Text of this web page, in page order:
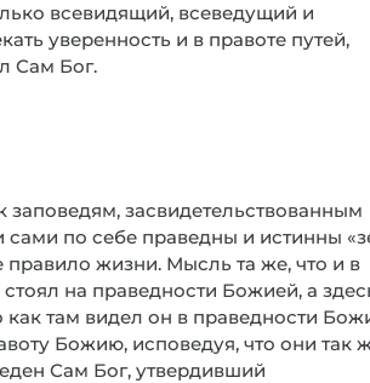
всевидящий, всеведущий и
уверенность и в правоте путей,
Сам Бог.
засвидетельствованным
сами по себе праведны и истинны
жизни. Мысль та же, что и в
на праведности Божией, а
как там видел он в праведности
Божию, исповедуя, что они так
Сам Бог, утвердивший